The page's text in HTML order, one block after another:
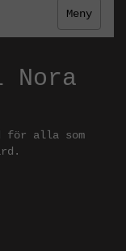
Meny
Nora
för alla som